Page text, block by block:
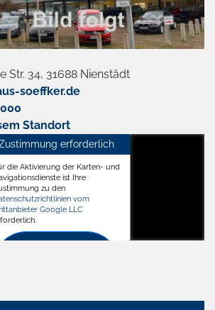
Str. 34, 31688 Nienstädt
soeffker.de
Standort
31688 Nienstädt
erforderlich
die Aktivierung der Karten- und
ist Ihre
zu den
vom
Google LLC